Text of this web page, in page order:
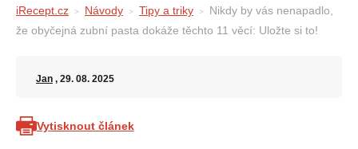
iRecept.cz Návody Tipy a triky
Nikdy by vás nenapadlo,
že obyčejná zubní pasta dokáže těchto 11 věcí: Uložte si to!
Jan , 29. 08. 2025
Vytisknout článek